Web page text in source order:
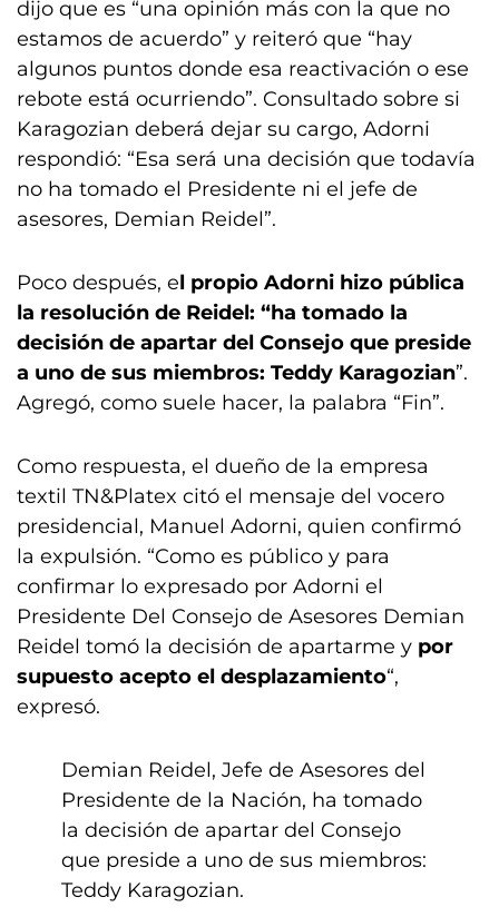
dijo que es “una opinión más con la que no
estamos de acuerdo” y reiteró que “hay
algunos puntos donde esa reactivación o ese
rebote está ocurriendo”. Consultado sobre si
Karagozian deberá dejar su cargo, Adorni
respondió: “Esa será una decisión que todavía
no ha tomado el Presidente ni el jefe de
asesores, Demian Reidel”.
Poco después, el propio Adorni hizo pública
la resolución de Reidel: “ha tomado la
decisión de apartar del Consejo que preside
a uno de sus miembros: Teddy Karagozian”.
Agregó, como suele hacer, la palabra “Fin”.
Como respuesta, el dueño de la empresa
textil TN&Platex citó el mensaje del vocero
presidencial, Manuel Adorni, quien confirmó
la expulsión. “Como es público y para
confirmar lo expresado por Adorni el
Presidente Del Consejo de Asesores Demian
Reidel tomó la decisión de apartarme y por
supuesto acepto el desplazamiento“,
expresó.
Demian Reidel, Jefe de Asesores del
Presidente de la Nación, ha tomado
la decisión de apartar del Consejo
que preside a uno de sus miembros:
Teddy Karagozian.